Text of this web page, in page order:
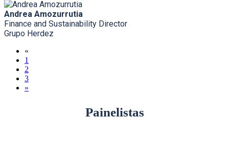
Andrea Amozurrutia
Finance and Sustainability Director
Grupo Herdez
«
1
2
3
»
Painelistas